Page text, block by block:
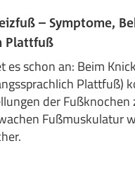
– Symptome,
Plattfuß
es schon an: Beim
Plattfuß)
der Fußknochen
Fußmuskulatur